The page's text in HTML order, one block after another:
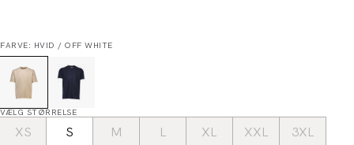
FARVE: HVID / OFF WHITE
VÆLG STØRRELSE
XS S M L XL XXL
3XL